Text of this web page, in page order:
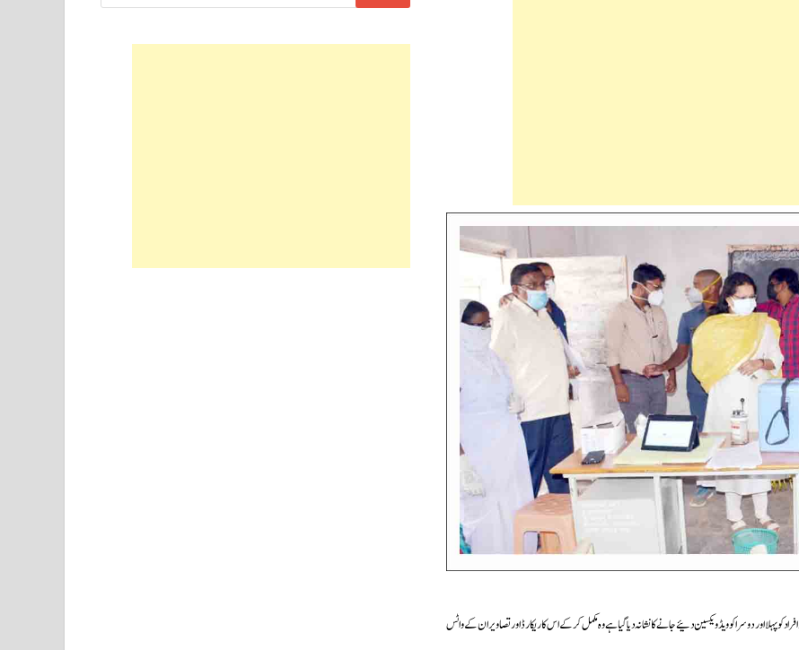
محترمہ کے۔نکھیلا نے ہدایت دی کہ آج تانڈور میں قائم 36 ویکسین سنٹرس کے لیے جو 3,500 افراد کو پہلا اور دوسرا کوویڈ ویکسین دئیے جانے کا نشانہ دیا گیا ہے وہ مکمل کر کے اس کا ریکارڈ اور تصاویر ان کے واٹس